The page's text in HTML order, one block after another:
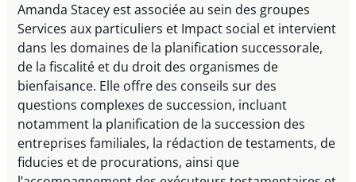
Amanda Stacey est associée au sein des groupes
Services aux particuliers et Impact social et intervient
dans les domaines de la planification successorale,
de la fiscalité et du droit des organismes de
bienfaisance. Elle offre des conseils sur des
questions complexes de succession, incluant
notamment la planification de la succession des
entreprises familiales, la rédaction de testaments, de
fiducies et de procurations, ainsi que